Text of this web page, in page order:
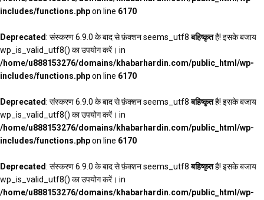
includes/functions.phpon line 6170
Deprecated: संस्करण 6.9.0 के बाद से फ़ंक्शन seems_utf8बहिष्कृतहै! इसके बजाय
wp_is_valid_utf8() का उपयोग करें। in
/home/u888153276/domains/khabarhardin.com/public_html/wp-
includes/functions.phpon line 6170
Deprecated: संस्करण 6.9.0 के बाद से फ़ंक्शन seems_utf8बहिष्कृतहै! इसके बजाय
wp_is_valid_utf8() का उपयोग करें। in
/home/u888153276/domains/khabarhardin.com/public_html/wp-
includes/functions.phpon line 6170
Deprecated: संस्करण 6.9.0 के बाद से फ़ंक्शन seems_utf8बहिष्कृतहै! इसके बजाय
wp_is_valid_utf8() का उपयोग करें। in
/home/u888153276/domains/khabarhardin.com/public_html/wp-